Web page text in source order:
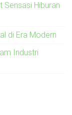
Sensasi Hiburan
di Era Modern
Industri